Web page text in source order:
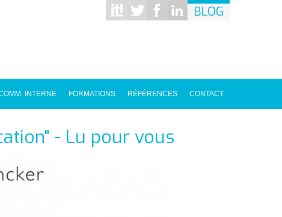
BLOG
INTERNE FORMATIONS RÉFÉRENCES CONTACT
- Lu pour vous